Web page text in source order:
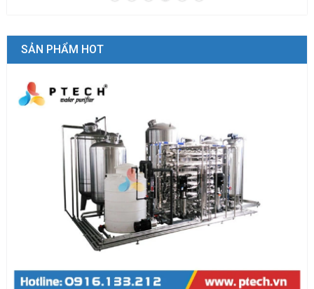
SẢN PHẨM HOT